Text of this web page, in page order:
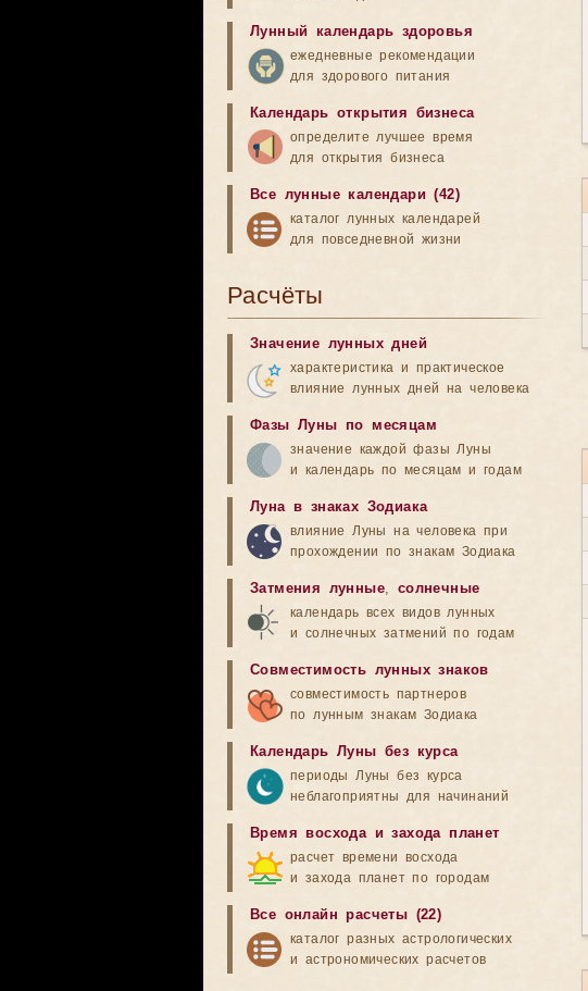
Лунный календарь здоровья
ежедневные рекомендации
для здорового питания
Календарь открытия бизнеса
определите лучшее время
для открытия бизнеса
Все лунные календари (42)
каталог лунных календарей
для повседневной жизни
Расчёты
Значение лунных дней
характеристика и практическое
влияние лунных дней на человека
Фазы Луны по месяцам
значение каждой фазы Луны
и календарь по месяцам и годам
Луна в знаках Зодиака
влияние Луны на человека при
прохождении по знакам Зодиака
Затмения лунные, солнечные
календарь всех видов лунных
и солнечных затмений по годам
Совместимость лунных знаков
совместимость партнеров
по лунным знакам Зодиака
Календарь Луны без курса
периоды Луны без курса
неблагоприятны для начинаний
Время восхода и захода планет
расчет времени восхода
и захода планет по городам
Все онлайн расчеты (22)
каталог разных астрологических
и астрономических расчетов